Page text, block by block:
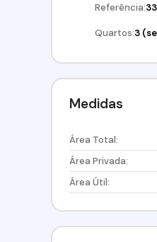
Referência:
Quartos:3
Medidas
Área Total:
Área Privada:
Área Útil: